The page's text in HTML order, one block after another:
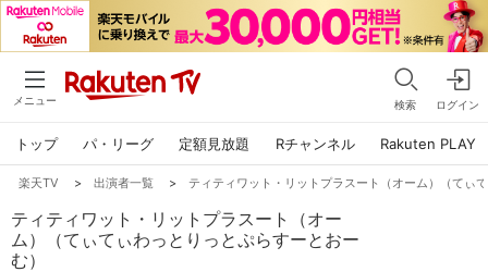
メニュー 検索 ログイン
トップ パ・リーグ 定額見放題 Rチャンネル Rakuten PLAY
楽天TV > 出演者一覧 > ティティワット・リットプラスート（オーム）（てぃ
ティティワット・リットプラスート（オー
ム）（てぃてぃわっとりっとぷらすーとおー
む）